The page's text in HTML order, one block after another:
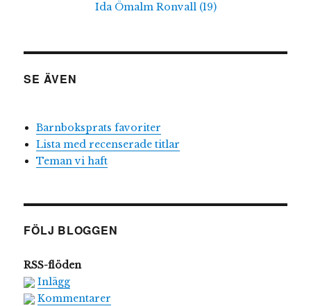
Ida Ömalm Ronvall (19)
SE ÄVEN
Barnboksprats favoriter
Lista med recenserade titlar
Teman vi haft
FÖLJ BLOGGEN
RSS-flöden
Inlägg
Kommentarer